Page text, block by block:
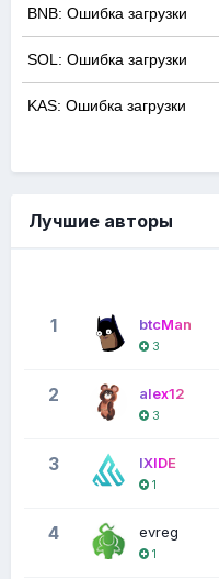
BNB: Ошибка загрузки
SOL: Ошибка загрузки
KAS: Ошибка загрузки
Лучшие авторы
1 btcMan
3
2 alex12
3
3 IXIDE
1
4 evreg
1